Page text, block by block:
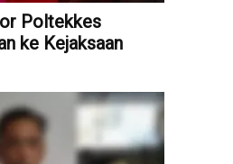
Poltekkes
ke Kejaksaan